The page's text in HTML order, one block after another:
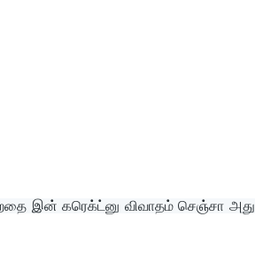
இன் கரெக்ட்னு விவாதம் செஞ்சா அது